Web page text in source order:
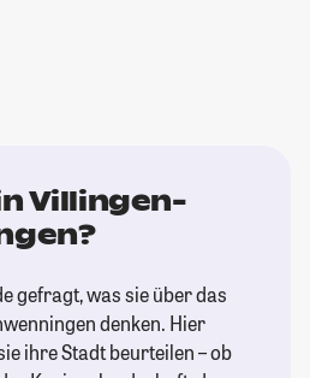
Villingen-
gefragt, was sie über das
denken. Hier
ihre Stadt beurteilen – ob